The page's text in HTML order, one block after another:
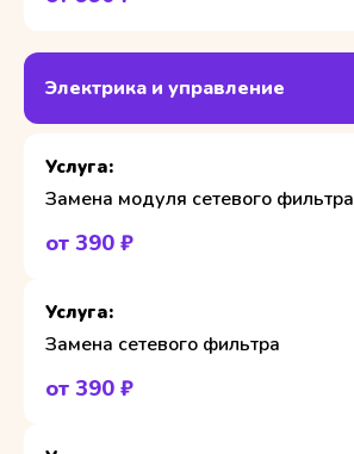
Электрика и управление
Замена модуля сетевого фильтра
от 390 ₽
Замена сетевого фильтра
от 390 ₽